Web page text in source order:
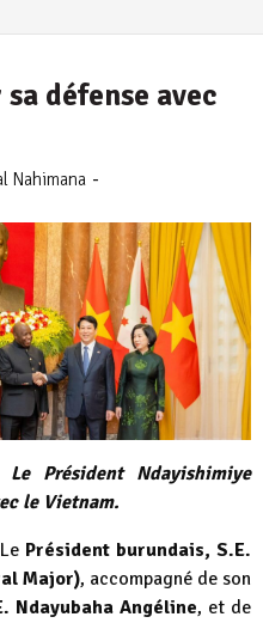
défense avec
Nahimana -
Président Ndayishimiye
le Vietnam.
Le Président burundais, S.E.
Major), accompagné de son
Ndayubaha Angéline, et de